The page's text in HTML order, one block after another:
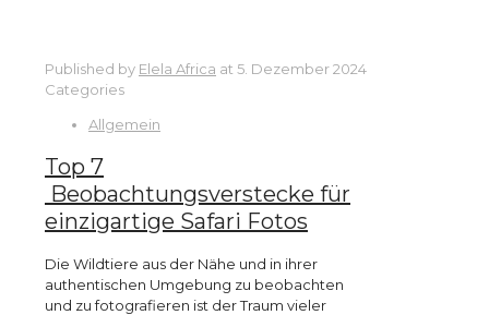
Published by Elela Africa at 5. Dezember 2024
Categories
Allgemein
Top 7
Beobachtungsverstecke für
einzigartige Safari Fotos
Die Wildtiere aus der Nähe und in ihrer
authentischen Umgebung zu beobachten
und zu fotografieren ist der Traum vieler